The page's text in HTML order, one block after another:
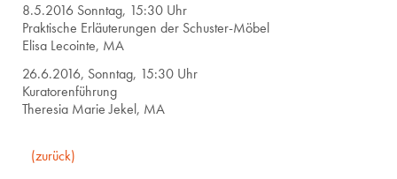
8.5.2016 Sonn­tag, 15:30 Uhr
Prak­ti­sche Er­läu­te­run­gen der Schus­ter-Mö­bel
Elisa Le­co­in­te, MA
26.6.2016, Sonn­tag, 15:30 Uhr
Ku­ra­to­ren­füh­rung
The­re­sia Marie Jekel, MA
(zurück)